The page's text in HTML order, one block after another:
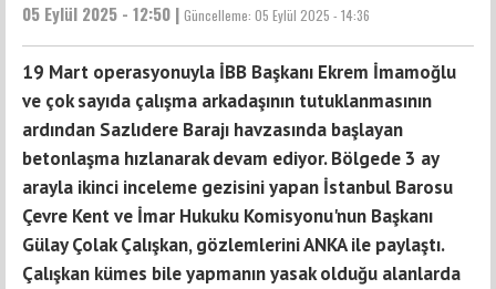
05 Eylül 2025 - 12:50 | Güncelleme: 05 Eylül 2025 - 14:36
19 Mart operasyonuyla İBB Başkanı Ekrem İmamoğlu
ve çok sayıda çalışma arkadaşının tutuklanmasının
ardından Sazlıdere Barajı havzasında başlayan
betonlaşma hızlanarak devam ediyor. Bölgede 3 ay
arayla ikinci inceleme gezisini yapan İstanbul Barosu
Çevre Kent ve İmar Hukuku Komisyonu'nun Başkanı
Gülay Çolak Çalışkan, gözlemlerini ANKA ile paylaştı.
Çalışkan kümes bile yapmanın yasak olduğu alanlarda